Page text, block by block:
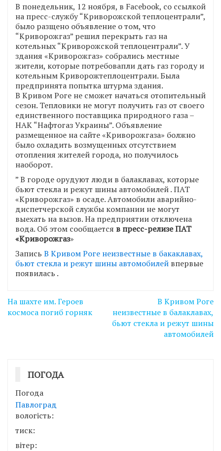
В понедельник, 12 ноября, в Facebook, со ссылкой
на пресс-службу “Криворожской теплоцентрали”,
было разщено объявление о том, что
“Криворожгаз” решил перекрыть газ на
котельных “Криворожской теплоцентрали”. У
здания «Криворожгаз» собрались местные
жители, которые потребовапли дать газ городу и
котельным Криворожтеплоцентрали. Была
предпринята попытка штурма здания.
В Кривом Роге не сможет начаться отопительный
сезон. Тепловики не могут получить газ от своего
единственного поставщика природного газа –
НАК “Нафтогаз Украины”. Объявление
размещенное на сайте «Криворожгаза» болжно
было охладить возмущенных отсутствием
отопления жителей города, но получилось
наоборот.
” В городе орудуют люди в балаклавах, которые
бьют стекла и режут шины автомобилей . ПАТ
«Криворожгаз» в осаде. Автомобили аварийно-
диспетчерской службы компании не могут
выехать на вызов. На предприятии отключена
вода. Об этом сообщается в пресс-релизе ПАТ
«Криворожгаз»
Запись В Кривом Роге неизвестные в бакаклавах,
бьют стекла и режут шины автомобилей впервые
появилась .
Навігація
записів
На шахте им. Героев
космоса погиб горняк
В Кривом Роге
неизвестные в балаклавах,
бьют стекла и режут шины
автомобилей
ПОГОДА
Погода
Павлоград
вологість:
тиск:
вітер: